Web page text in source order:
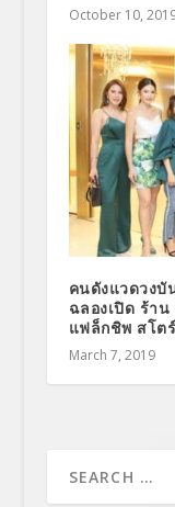
October 10,
คนดังแวดวงบั
ฉลองเปิด ร้า
แฟล็กชิพ สโต
March 7, 2019